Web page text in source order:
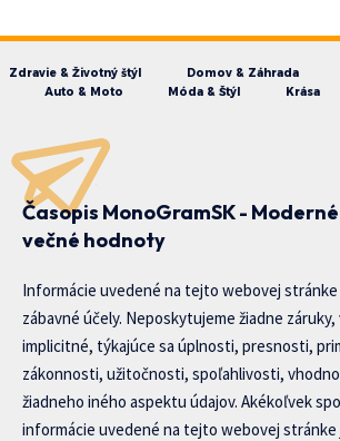
Zdravie & Životný štýl Domov & Záhrada
Auto & Moto
Móda & Štýl Krása
Časopis MonoGramSK -
večné hodnoty
Informácie uvedené na tejto webovej stránke
zábavné účely. Neposkytujeme žiadne
implicitné, týkajúce sa úplnosti, presnosti,
zákonnosti, užitočnosti, spoľahlivosti,
žiadneho iného aspektu údajov. Akékoľvek
informácie uvedené na tejto webovej stránke